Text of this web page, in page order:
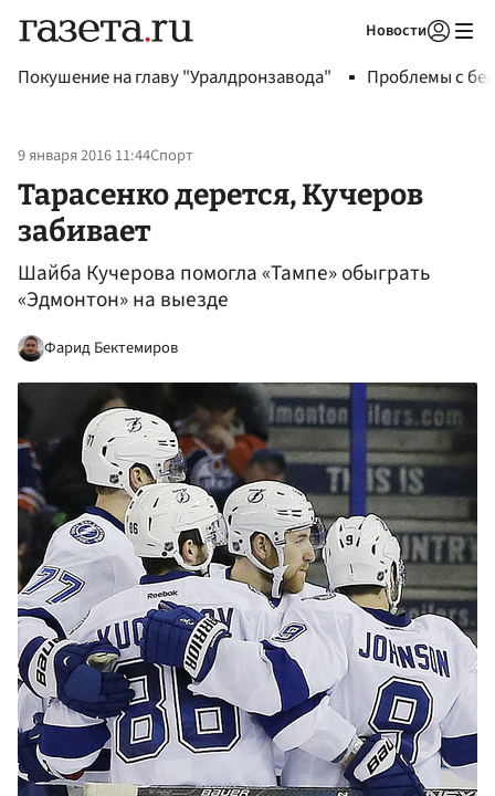
Новости
Покушение на главу "Уралдронзавода" Проблемы с
9 января 2016 11:44Спорт
Тарасенко дерется, Кучеров
забивает
Шайба Кучерова помогла «Тампе» обыграть
«Эдмонтон» на выезде
Фарид Бектемиров